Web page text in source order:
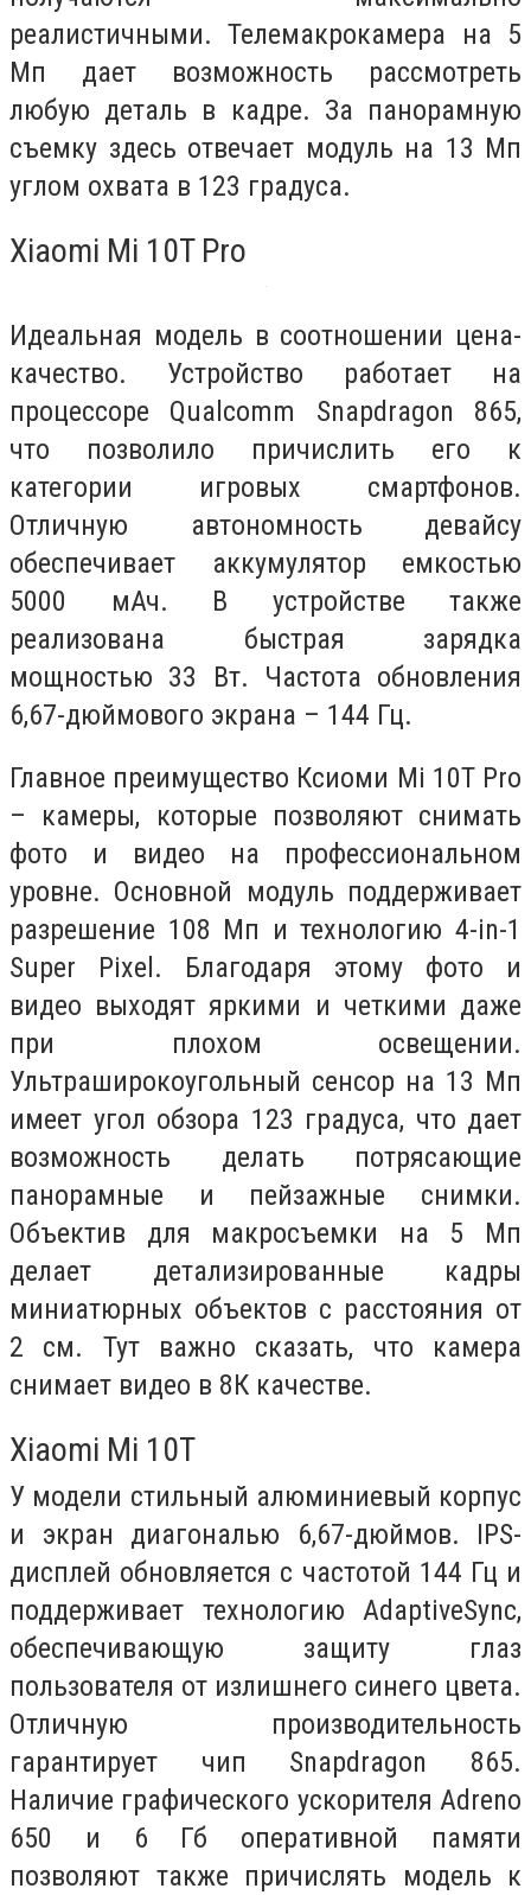
реалистичными. Телемакрокамера на 5
Мп дает возможность рассмотреть
любую деталь в кадре. За панорамную
съемку здесь отвечает модуль на 13 Мп
углом охвата в 123 градуса.
Xiaomi Mi 10T Pro
Идеальная модель в соотношении цена-
качество. Устройство работает на
процессоре Qualcomm Snapdragon 865,
что позволило причислить его к
категории игровых смартфонов.
Отличную автономность девайсу
обеспечивает аккумулятор емкостью
5000 мАч. В устройстве также
реализована быстрая зарядка
мощностью 33 Вт. Частота обновления
6,67-дюймового экрана – 144 Гц.
Главное преимущество Ксиоми Mi 10T Pro
– камеры, которые позволяют снимать
фото и видео на профессиональном
уровне. Основной модуль поддерживает
разрешение 108 Мп и технологию 4-in-1
Super Pixel. Благодаря этому фото и
видео выходят яркими и четкими даже
при плохом освещении.
Ультраширокоугольный сенсор на 13 Мп
имеет угол обзора 123 градуса, что дает
возможность делать потрясающие
панорамные и пейзажные снимки.
Объектив для макросъемки на 5 Мп
делает детализированные кадры
миниатюрных объектов с расстояния от
2 см. Тут важно сказать, что камера
снимает видео в 8К качестве.
Xiaomi Mi 10T
У модели стильный алюминиевый корпус
и экран диагональю 6,67-дюймов. IPS-
дисплей обновляется с частотой 144 Гц и
поддерживает технологию AdaptiveSync,
обеспечивающую защиту глаз
пользователя от излишнего синего цвета.
Отличную производительность
гарантирует чип Snapdragon 865.
Наличие графического ускорителя Adreno
650 и 6 Гб оперативной памяти
позволяют также причислять модель к